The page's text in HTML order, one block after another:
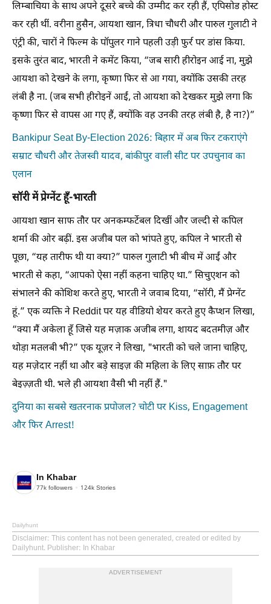
लिम्बाचिया के साथ अपने दूसरे बच्चे की उम्मीद कर रही हैं, एपिसोड होस्ट
कर रही थीं. वरीना हुसैन, आयशा खान, त्रिधा चौधरी और पारुल गुलाटी ने
एंट्री की, चारों ने फिल्म के पॉपुलर गाने पहली उड़ी फुर्र पर डांस किया.
इसके तुरंत बाद, भारती ने कमेंट किया, “जब सारी हीरोइन आई ना, मुझे
आयशा को देखने के लगा, कृष्णा फिर से आ गया, क्योंकि उसकी तरह
लंबी है ना. (जब सभी हीरोइनें आईं, तो आयशा को देखकर मुझे लगा कि
कृष्णा फिर से वापस आ गए हैं, क्योंकि वह उनकी तरह लंबी है, है ना?)”
Bankipur Seat By-Election 2026: बिहार में अब फिर टकराएंगे
सम्राट चौधरी और तेजस्वी यादव, बांकीपुर वाली सीट पर उपचुनाव का
एलान
सॉरी में प्रेग्नेंट हूँ-भारती
आयशा खान साफ ​​तौर पर अनकम्फर्टेबल दिखीं और जल्दी से कपिल
शर्मा की ओर बढ़ीं. इस अजीब पल को भांपते हुए, कपिल ने भारती से
पूछा, “यह तारीफ थी या क्या?” पारुल गुलाटी भी बीच में आईं और
भारती से कहा, “आपको ऐसा नहीं कहना चाहिए था.” सिचुएशन को
संभालने की कोशिश करते हुए, भारती ने जवाब दिया, “सॉरी, मैं प्रेग्नेंट
हूं.” एक व्यक्ति ने Reddit पर यह वीडियो शेयर करते हुए कैप्शन लिखा,
“क्या मैं अकेला हूँ जिसे यह मज़ाक अजीब लगा, शायद बदतमीज़ और
थोड़ा मतलबी भी?” एक यूज़र ने लिखा, "भारती को चले जाना चाहिए,
यह मज़ेदार नहीं था और बड़े साइज़ की महिला के लिए साफ़ तौर पर
बेइज़्ज़ती थी. भले ही आयशा वैसी भी नहीं हैं."
दुनिया का सबसे खतरनाक प्रपोजल? चोटी पर Kiss, Engagement
और फिर Arrest!
In Khabar
77k followers 124k Stories
Dailyhunt
Disclaimer: This content has not been generated, created or edited by
Dailyhunt. Publisher: In Khabar
ADVERTISEMENT